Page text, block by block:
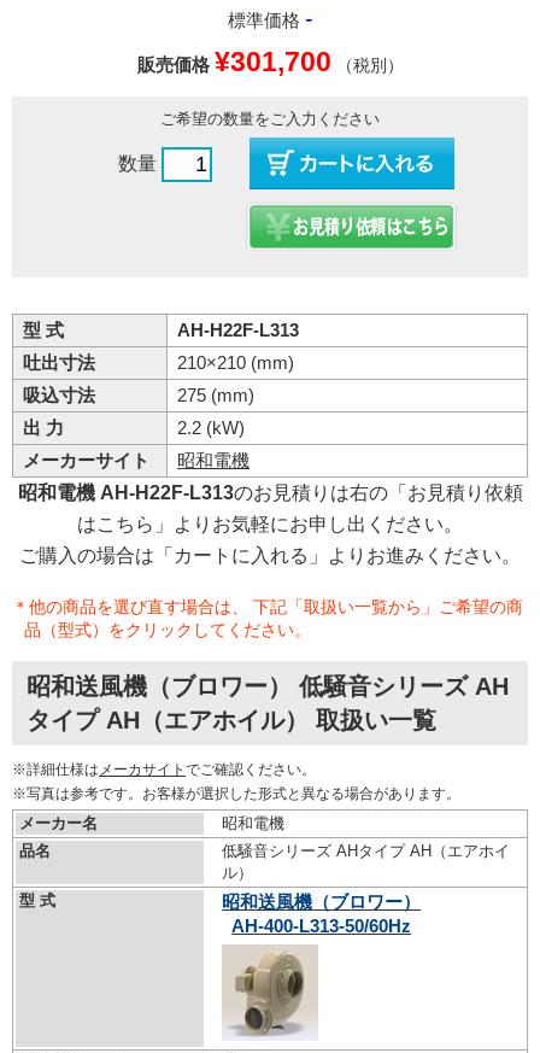
標準価格 -
販売価格 ¥301,700 （税別）
ご希望の数量をご入力ください
数量
型 式
AH-H22F-L313
吐出寸法
210×210 (mm)
吸込寸法
275 (mm)
出 力
2.2 (kW)
メーカーサイト
昭和電機
昭和電機 AH-H22F-L313のお見積りは右の「お見積り依頼
はこちら」よりお気軽にお申し出ください。
ご購入の場合は「カートに入れる」よりお進みください。
＊他の商品を選び直す場合は、 下記「取扱い一覧から」ご希望の商
品（型式）をクリックしてください。
昭和送風機（ブロワー） 低騒音シリーズ AH
タイプ AH（エアホイル） 取扱い一覧
※詳細仕様は メーカサイト でご確認ください。
※写真は参考です。お客様が選択した形式と異なる場合があります。
メーカー名
昭和電機
品名
低騒音シリーズ AHタイプ AH（エアホイ
ル）
型 式
昭和送風機（ブロワー）
AH-400-L313-50/60Hz